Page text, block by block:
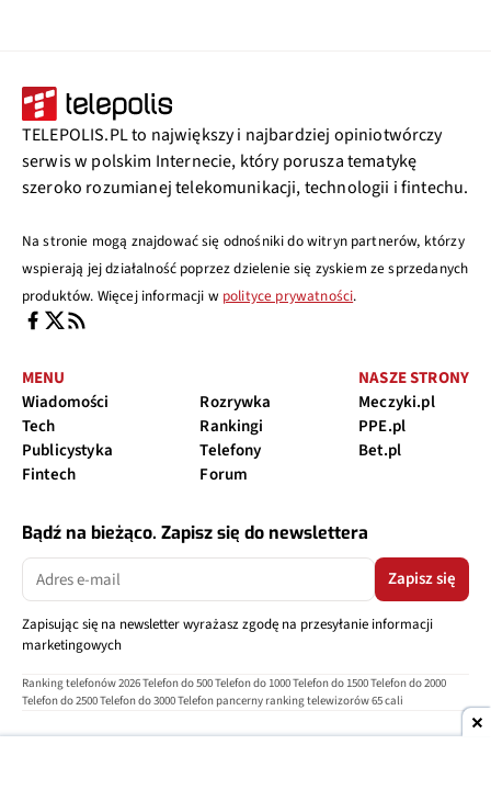
TELEPOLIS.PL to największy i najbardziej opiniotwórczy
serwis w polskim Internecie, który porusza tematykę
szeroko rozumianej telekomunikacji, technologii i fintechu.
Na stronie mogą znajdować się odnośniki do witryn partnerów, którzy
wspierają jej działalność poprzez dzielenie się zyskiem ze sprzedanych
produktów. Więcej informacji w polityce prywatności.
MENU
Wiadomości
Tech
Publicystyka
Fintech
Rozrywka
Rankingi
Telefony
Forum
NASZE STRONY
Meczyki.pl
PPE.pl
Bet.pl
Bądź na bieżąco. Zapisz się do newslettera
Zapisz się
Zapisując się na newsletter wyrażasz zgodę na przesyłanie informacji
marketingowych
Ranking telefonów 2026Telefon do 500Telefon do 1000Telefon do 1500Telefon do 2000
Telefon do 2500Telefon do 3000Telefon pancerny ranking telewizorów 65 cali